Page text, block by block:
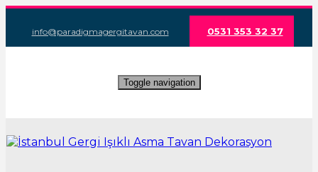
info@paradigmagergitavan.com 0531 353 32 37
Toggle navigation